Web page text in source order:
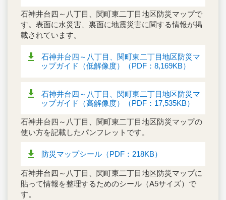
石神井台四～八丁目、関町東二丁目地区防災マップで
す。表面に水災害、裏面に地震災害に関する情報が掲
載されています。
石神井台四～八丁目、関町東二丁目地区防災マ
ップガイド（低解像度）（PDF：8,169KB）
石神井台四～八丁目、関町東二丁目地区防災マ
ップガイド（高解像度）（PDF：17,535KB）
石神井台四～八丁目、関町東二丁目地区防災マップの
使い方を記載したパンフレットです。
防災マップシール（PDF：218KB）
石神井台四～八丁目、関町東二丁目地区防災マップに
貼って情報を整理するためのシール（A5サイズ）で
す。